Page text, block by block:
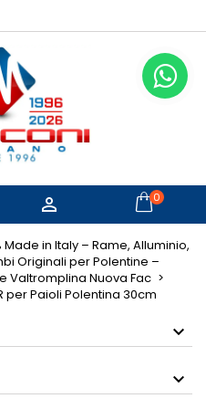
 0
Made in Italy – Rame, Alluminio,
Originali per Polentine –
Valtromplina Nuova Fac
per Paioli Polentina 30cm
×
×
×
per salvare dei
Annulla